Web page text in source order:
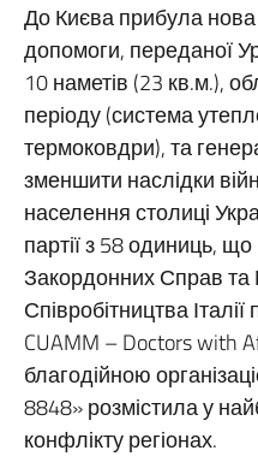
До Києва прибула нова
допомоги, переданої
10 наметів (23 кв.м.),
періоду (система
термоковдри), та
зменшити наслідки
населення столиці
партії з 58 одиниць, що
Закордонних Справ
Співробітництва
CUAMM – Doctors with
благодійною
8848» розмістила у
конфлікту регіонах.